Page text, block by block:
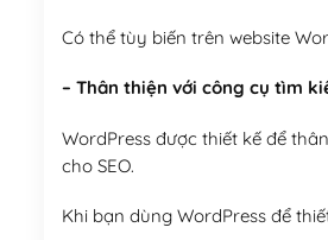
Có thể tùy biến trên website
– Thân thiện với công cụ tìm
WordPress được thiết kế để
cho SEO.
Khi bạn dùng WordPress để